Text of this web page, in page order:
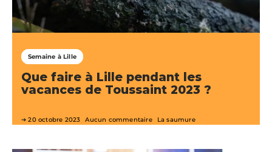
Semaine à Lille
Que faire à Lille pendant les
vacances de Toussaint 2023 ?
20 octobre 2023 Aucun commentaire La saumure